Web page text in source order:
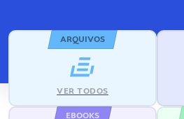
ARQUIVOS
VER TODOS
EBOOKS